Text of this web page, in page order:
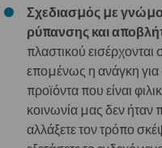
Σχεδιασμός με
ρύπανσης και
πλαστικού
επομένως η ανάγκη για
προϊόντα που είναι
κοινωνία μας δεν
αλλάξετε τον τρόπο